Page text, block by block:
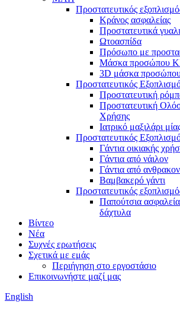
Προστατευτικός
Κράνος ασφαλείας
Προστατευτικά
Ωτοασπίδα
Πρόσωπο με
Μάσκα προσώπου
3D μάσκα
Προστατευτικός
Προστατευτική
Προστατευτική
Χρήσης
Ιατρικό μαξιλάρι
Προστατευτικός
Γάντια οικιακής
Γάντια από νάιλον
Γάντια από
Βαμβακερό γάντι
Προστατευτικός
Παπούτσια
δάχτυλα
Βίντεο
Νέα
Συχνές ερωτήσεις
Σχετικά με εμάς
Περιήγηση στο εργοστάσιο
Επικοινωνήστε μαζί μας
English